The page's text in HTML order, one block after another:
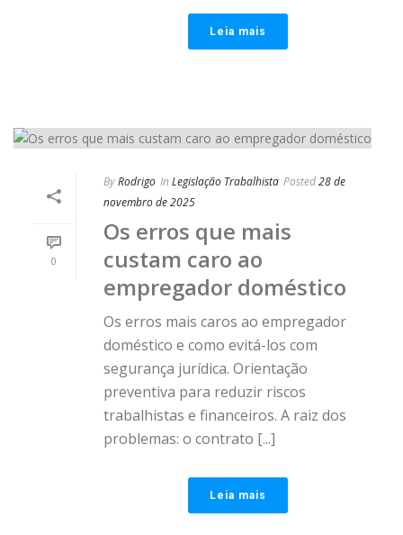
Leia mais
0
ByRodrigo In Legislação Trabalhista Posted28 de
novembro de 2025
Os erros que mais
custam caro ao
empregador doméstico
Os erros mais caros ao empregador
doméstico e como evitá-los com
segurança jurídica. Orientação
preventiva para reduzir riscos
trabalhistas e financeiros. A raiz dos
problemas: o contrato [...]
Leia mais